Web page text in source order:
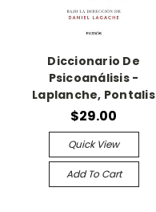
Diccionario De
Psicoanálisis -
Laplanche, Pontalis
$29.00
Quick View
Add To Cart